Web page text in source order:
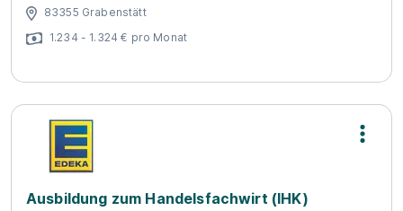
83355 Grabenstätt
1.234 - 1.324 € pro Monat
Ausbildung zum Handelsfachwirt (IHK)